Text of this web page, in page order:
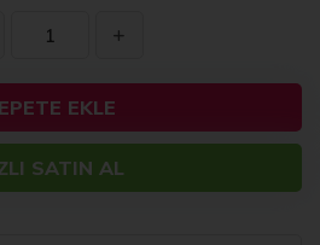
EKLE
SATIN AL